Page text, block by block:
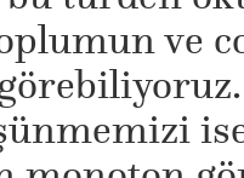
ve